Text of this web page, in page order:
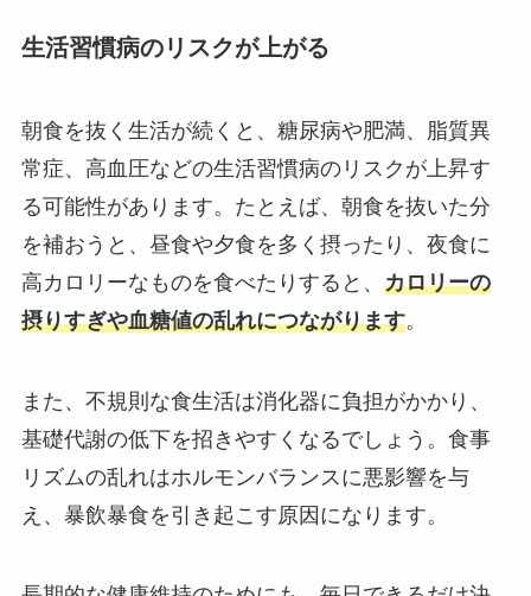
生活習慣病のリスクが上がる
朝食を抜く生活が続くと、糖尿病や肥満、脂質異
常症、高血圧などの生活習慣病のリスクが上昇す
る可能性があります。たとえば、朝食を抜いた分
を補おうと、昼食や夕食を多く摂ったり、夜食に
高カロリーなものを食べたりすると、 カロリーの
摂りすぎや血糖値の乱れにつながります。
また、不規則な食生活は消化器に負担がかかり、
基礎代謝の低下を招きやすくなるでしょう。食事
リズムの乱れはホルモンバランスに悪影響を与
え、暴飲暴食を引き起こす原因になります。